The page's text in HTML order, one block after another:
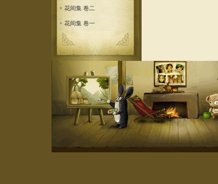
花间集 卷二
花间集 卷一